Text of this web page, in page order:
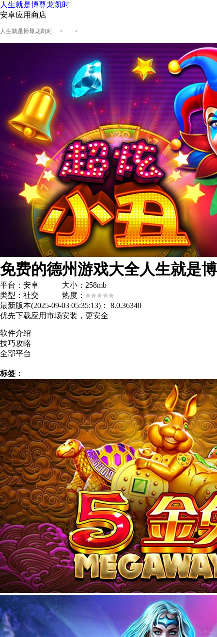
人生就是博尊龙凯时
安卓应用商店
人生就是博尊龙凯时 > >
免费的德州游戏大全人生就是
平台：安卓 大小：258mb
类型：社交 热度：
最新版本(2025-09-03 05:35:13)：
8.0.36340
优先下载应用市场安装，更安全
软件介绍
技巧攻略
全部平台
标签：